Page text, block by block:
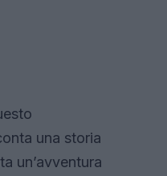
una storia
un’avventura